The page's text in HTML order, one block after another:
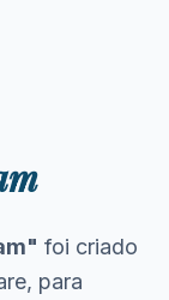
foi criado
para